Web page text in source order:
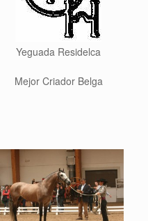
Yeguada Residelca
Mejor Criador Belga